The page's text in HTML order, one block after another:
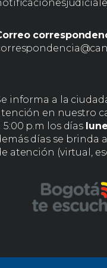
informa a la
en nuestro
5:00 p.m los días
días se brinda
atención (virtual,